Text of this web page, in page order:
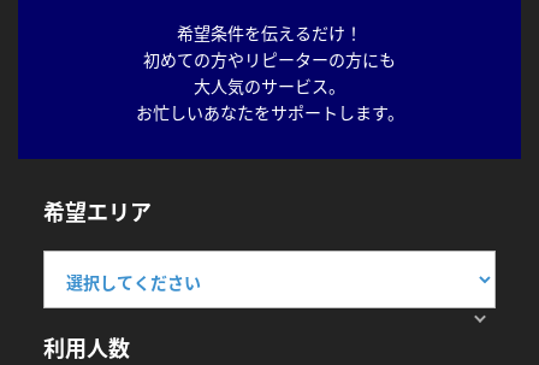
希望条件を伝えるだけ！
初めての方やリピーターの方にも
大人気のサービス。
お忙しいあなたをサポートします。
希望エリア
利用人数